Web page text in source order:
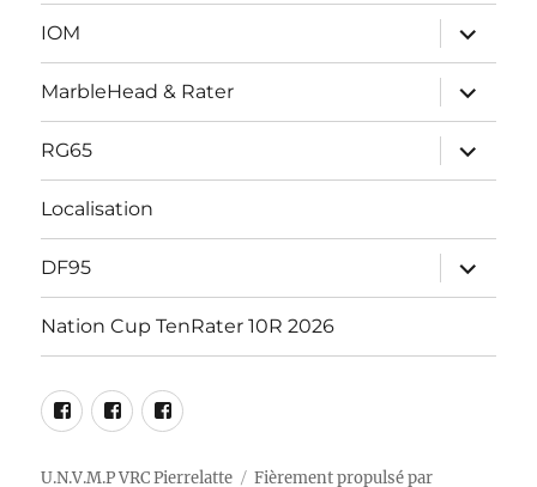
IOM
ouvrir
le
sous-
menu
MarbleHead & Rater
ouvrir
le
sous-
menu
RG65
ouvrir
le
sous-
Localisation
DF95
ouvrir
le
sous-
Nation Cup TenRater 10R 2026
Facebook
Marblehead
–
RG65
Racing
Pierrelatte
DF95
Pierrelatte
U.N.V.M.P VRC Pierrelatte Fièrement propulsé par